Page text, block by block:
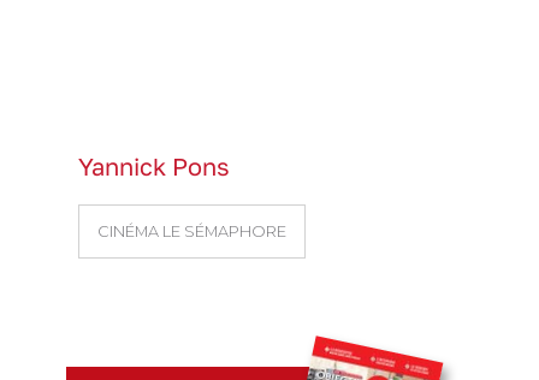
Yannick Pons
CINÉMA LE SÉMAPHORE